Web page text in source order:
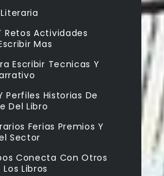
Retos Actividades
Mas
Escribir Tecnicas Y
Perfiles Historias De
Del Libro
Ferias Premios Y
Sector
Conecta Con Otros
Libros